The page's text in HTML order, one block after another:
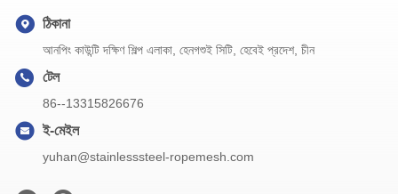
ঠিকানা
আনপিং কাউন্টি দক্ষিণ শিল্প এলাকা, হেনগশুই সিটি, হেবেই প্রদেশ, চীন
টেল
86--13315826676
ই-মেইল
yuhan@stainlesssteel-ropemesh.com